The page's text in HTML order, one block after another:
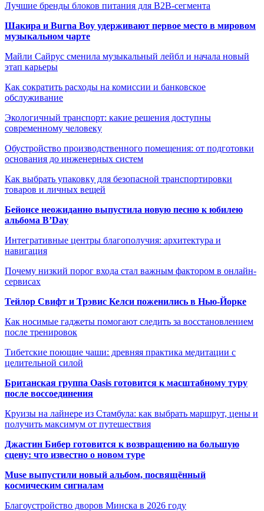
Лучшие бренды блоков питания для B2B-сегмента
Шакира и Burna Boy удерживают первое место в мировом
музыкальном чарте
Майли Сайрус сменила музыкальный лейбл и начала новый
этап карьеры
Как сократить расходы на комиссии и банковское
обслуживание
Экологичный транспорт: какие решения доступны
современному человеку
Обустройство производственного помещения: от подготовки
основания до инженерных систем
Как выбрать упаковку для безопасной транспортировки
товаров и личных вещей
Бейонсе неожиданно выпустила новую песню к юбилею
альбома B’Day
Интегративные центры благополучия: архитектура и
навигация
Почему низкий порог входа стал важным фактором в онлайн-
сервисах
Тейлор Свифт и Трэвис Келси поженились в Нью-Йорке
Как носимые гаджеты помогают следить за восстановлением
после тренировок
Тибетские поющие чаши: древняя практика медитации с
целительной силой
Британская группа Oasis готовится к масштабному туру
после воссоединения
Круизы на лайнере из Стамбула: как выбрать маршрут, цены и
получить максимум от путешествия
Джастин Бибер готовится к возвращению на большую
сцену: что известно о новом туре
Muse выпустили новый альбом, посвящённый
космическим сигналам
Благоустройство дворов Минска в 2026 году